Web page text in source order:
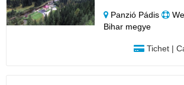
Panzió Pádis
Bihar megye
Tichet |